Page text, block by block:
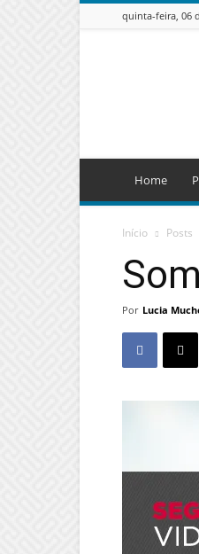
quinta-feira, 06
Home
Início Posts
Por Lucia